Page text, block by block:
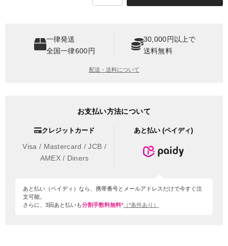
一律発送
全国一律600円
30,000円以上で
送料無料
配送・送料について
お支払い方法について
クレジットカード
Visa / Mastercard / JCB /
AMEX / Diners
あと払い (ペイディ)
あと払い（ペイディ）なら、携帯番号とメールアドレスだけで今すぐ注
文可能。
さらに、3回あと払いも分割手数料無料*（*条件あり）